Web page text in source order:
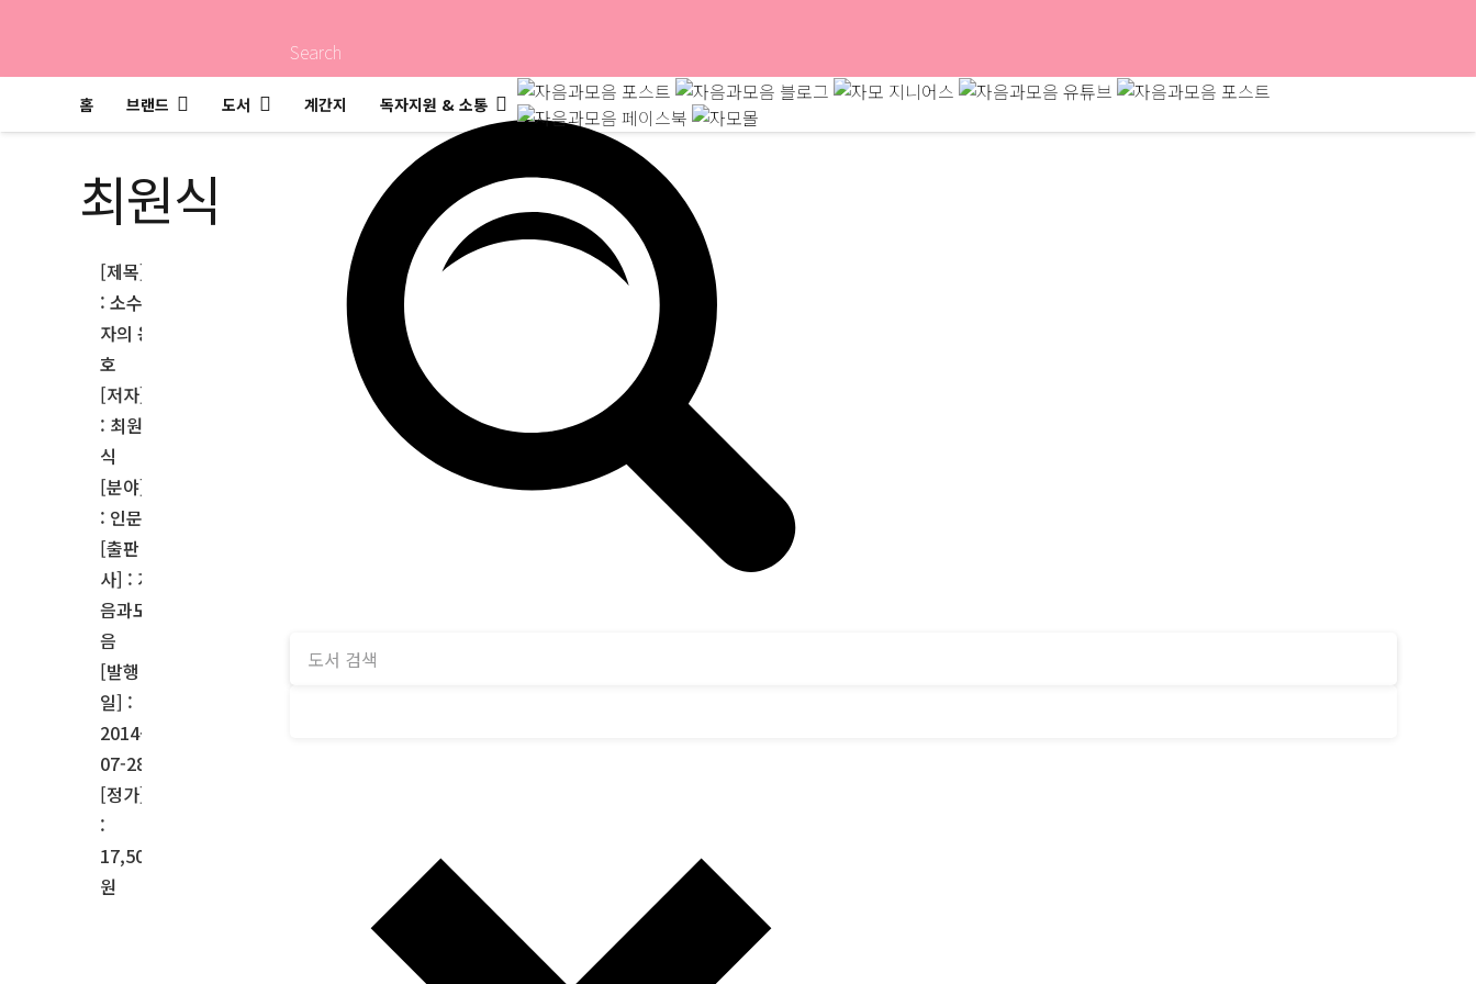
Search
홈 브랜드 도서 계간지 독자지원 & 소통
최원식
[제목]
: 소수
자의 옹
호
[저자]
: 최원
식
[분야]
: 인문
[출판
사] : 자
음과모
음
[발행
일] :
2014-
07-28
[정가]
:
17,500
원